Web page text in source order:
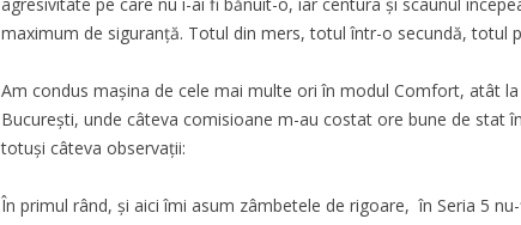
maximum de siguranță. Totul din mers, totul într-o secundă, totul
Am condus mașina de cele mai multe ori în modul Comfort, atât
București, unde câteva comisioane m-au costat ore bune de stat
totuși câteva observații:
În primul rând, și aici îmi asum zâmbetele de rigoare, în Seria 5